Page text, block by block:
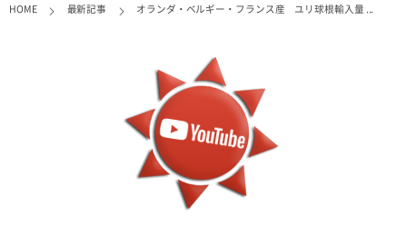
HOME 最新記事 オランダ・ベルギー・フランス産 ユリ球根輸入量 ...